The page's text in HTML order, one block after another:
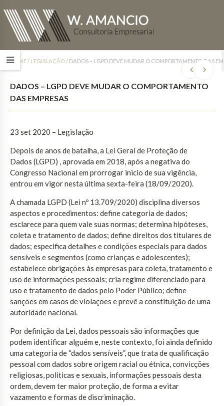
HOME/ LEGISLAÇÃO/ DADOS – LGPD DEVE MUDAR O COMPORTAMENTO DAS
DADOS – LGPD DEVE MUDAR O COMPORTAMENTO
DAS EMPRESAS
23 set 2020 – Legislação
Depois de anos de batalha, a Lei Geral de Proteção de
Dados (LGPD) , aprovada em 2018, após a negativa do
Congresso Nacional em prorrogar inicio de sua vigência,
entrou em vigor nesta última sexta-feira (18/09/2020).
A chamada LGPD (Lei nº 13.709/2020) disciplina diversos
aspectos e procedimentos: define categoria de dados;
esclarece para quem vale suas normas; determina hipóteses,
coleta e tratamento de dados; define direitos dos titulares de
dados; especifica detalhes e condições especiais para dados
sensíveis e segmentos (como crianças e adolescentes);
estabelece obrigações às empresas para coleta, tratamento e
uso de informações pessoais; cria regime diferenciado para
uso e tratamento de dados pelo Poder Público; define
sanções em casos de violações e prevê a constituição de uma
autoridade nacional.
Por definição da Lei, dados pessoais são informações que
podem identificar alguém e, neste contexto, foi ainda definido
uma categoria de “dados sensíveis”, que trata de qualificação
pessoal com dados sobre origem racial ou étnica, convicções
religiosas, politicas e sexuais, informações pessoais desta
ordem, devem ter maior proteção, de forma a evitar
vazamento e formas de discriminação.